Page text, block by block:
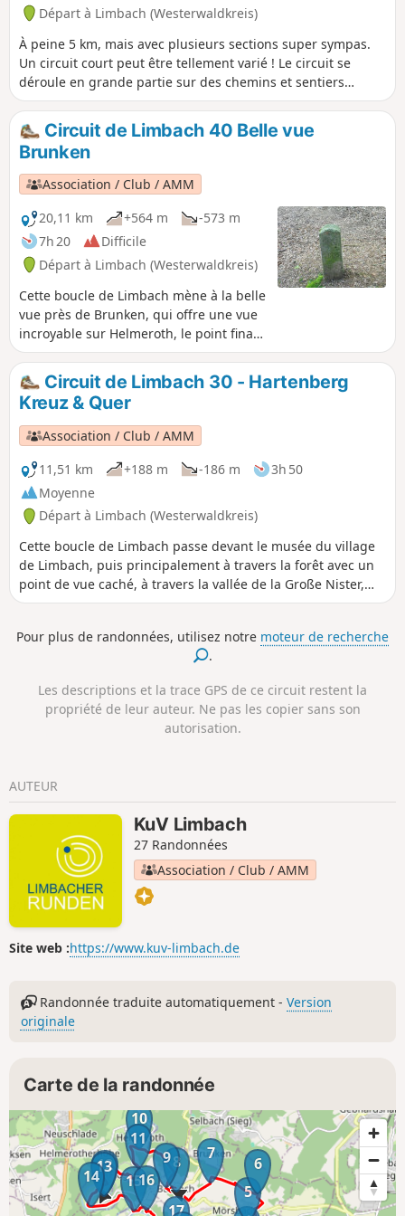
village, il bifurque vers la vallée de la
Quabach et redescend par un chemin
naturel dans la vallée de la Große Nister
avant de revenir à Limbach.
Départ à Limbach (Westerwaldkreis)
À peine 5 km, mais avec plusieurs sections super sympas.
Un circuit court peut être tellement varié ! Le circuit se
déroule en grande partie sur des chemins et sentiers
naturels et offre de superbes vues sur le beau paysage.
Circuit de Limbach 40 Belle vue
Brunken
Association / Club / AMM
20,11 km
+564 m
-573 m
7h 20
Difficile
Départ à Limbach (Westerwaldkreis)
Cette boucle de Limbach mène à la belle
vue près de Brunken, qui offre une vue
incroyable sur Helmeroth, le point final
de la Kroppacher Schweiz, ainsi que sur
le dernier tronçon de la Große Nister,
avant que celle-ci ne se jette dans la
Sieg à Wissen.
Circuit de Limbach 30 - Hartenberg
Kreuz & Quer
Association / Club / AMM
11,51 km
+188 m -186 m
3h 50
Moyenne
Départ à Limbach (Westerwaldkreis)
Cette boucle de Limbach passe devant le musée du village
de Limbach, puis principalement à travers la forêt avec un
point de vue caché, à travers la vallée de la Große Nister,
puis en direction d'Astert. Sur le dernier tronçon avant
la Kleine Nister, est un vrai régal pour les randonneurs.
Pour finir en beauté, tu peux profiter en été des
Pour plus de randonnées, utilisez notre moteur de recherche
.
Les descriptions et la trace GPS de ce circuit restent la
propriété de leur auteur. Ne pas les copier sans son
autorisation.
AUTEUR
KuV Limbach
27 Randonnées
Association / Club / AMM
Site web :https://www.kuv-limbach.de
Randonnée traduite automatiquement -Version
originale
Carte de la randonnée
5
6
7
8
9
10
11
12
13
14 1516
17